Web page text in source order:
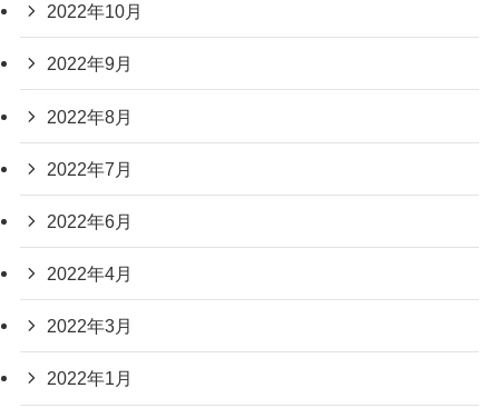
2022年10月
2022年9月
2022年8月
2022年7月
2022年6月
2022年4月
2022年3月
2022年1月